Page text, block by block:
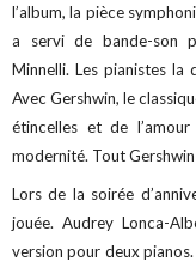
l’album, la pièce
a servi de bande-son
Minnelli. Les pianistes la
Avec Gershwin, le
étincelles et de
modernité. Tout
Lors de la soirée
jouée. Audrey Lonca-
version pour deux